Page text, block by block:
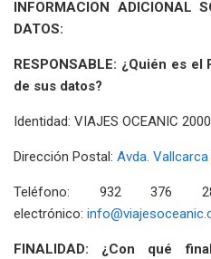
INFORMACION ADICIONAL
DATOS:
RESPONSABLE: ¿Quién es
de sus datos?
Identidad: VIAJES OCEANIC
Dirección Postal: Avda. Vallcarca
Teléfono: 932
electrónico:
FINALIDAD: ¿Con qué